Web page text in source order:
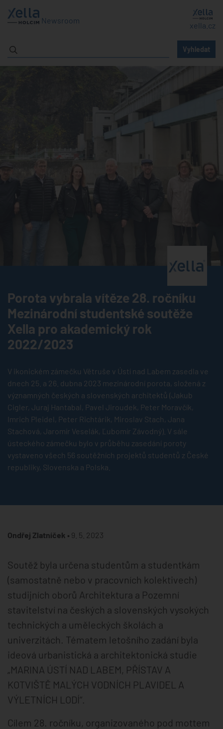
Newsroom
xella.cz
Porota vybrala vítěze 28. ročníku
Mezinárodní studentské soutěže
Xella pro akademický rok
2022/2023
V ikonickém zámečku Větruše v Ústí nad Labem zasedla ve
dnech 25. a 26. dubna 2023 mezinárodní porota, složená z
významných českých a slovenských architektů (Jakub
Cigler, Juraj Hantabal, Pavel Jiroudek, Peter Moravčík,
Imrich Pleidel, Peter Richtárik, Miroslav Stach, Jana
Stachová, Jaromír Veselák, Ľubomír Závodný). V sále
ústeckého zámečku bylo v průběhu zasedání poroty
vystaveno všech 56 soutěžních projektů studentů z České
republiky, Slovenska a Polska.
Ondřej Zlatníček • 9. 5. 2023
Soutěž byla určena studentům a studentkám
(samostatně nebo v pracovních kolektivech)
studijních oborů Architektura a Pozemní
stavitelství na českých a slovenských vysokých
technických a uměleckých školách a
univerzitách. Tématem letošního zadání byla
ideová urbanistická a architektonická studie
„MARINA ÚSTÍ NAD LABEM, PŘÍSTAV A
KOTVIŠTĚ MALÝCH VODNÍCH PLAVIDEL A
VÝLETNÍCH LODÍ“.
Cílem 28. ročníku, organizovaného pod mottem